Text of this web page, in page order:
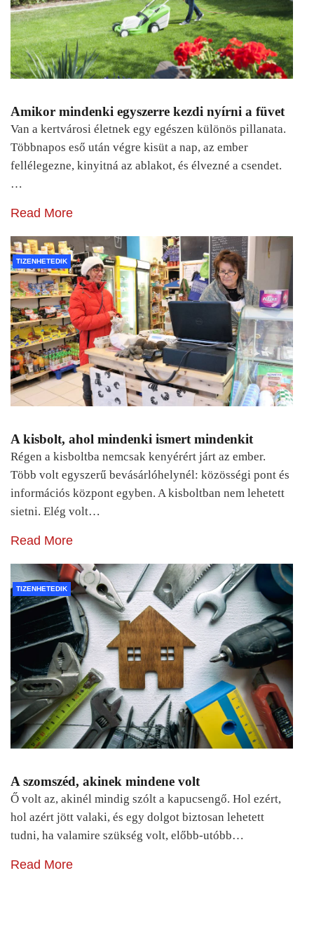
Amikor mindenki egyszerre kezdi nyírni a füvet
Van a kertvárosi életnek egy egészen különös pillanata.
Többnapos eső után végre kisüt a nap, az ember
fellélegezne, kinyitná az ablakot, és élvezné a csendet.
…
Read More
TIZENHETEDIK
A kisbolt, ahol mindenki ismert mindenkit
Régen a kisboltba nemcsak kenyérért járt az ember.
Több volt egyszerű bevásárlóhelynél: közösségi pont és
információs központ egyben. A kisboltban nem lehetett
sietni. Elég volt…
Read More
TIZENHETEDIK
A szomszéd, akinek mindene volt
Ő volt az, akinél mindig szólt a kapucsengő. Hol ezért,
hol azért jött valaki, és egy dolgot biztosan lehetett
tudni, ha valamire szükség volt, előbb-utóbb…
Read More